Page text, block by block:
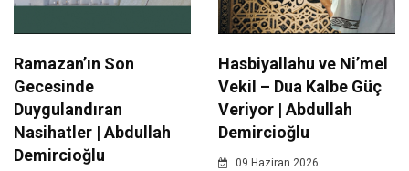
Ramazan’ın Son
Gecesinde
Duygulandıran
Nasihatler | Abdullah
Demircioğlu
Hasbiyallahu ve Ni’mel
Vekil – Dua Kalbe Güç
Veriyor | Abdullah
Demircioğlu
09 Haziran 2026